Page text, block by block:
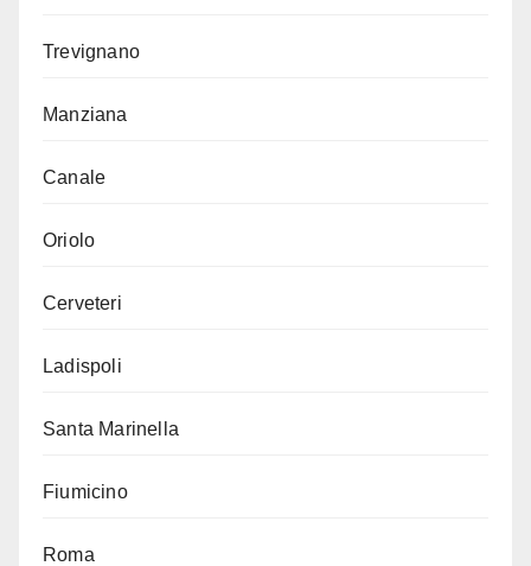
Trevignano
Manziana
Canale
Oriolo
Cerveteri
Ladispoli
Santa Marinella
Fiumicino
Roma